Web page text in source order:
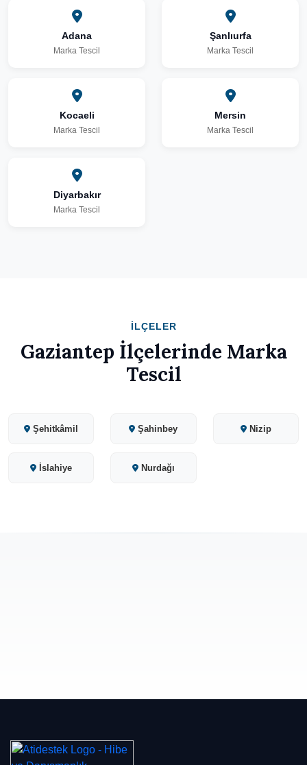
Adana
Marka Tescil
Şanlıurfa
Marka Tescil
Kocaeli
Marka Tescil
Mersin
Marka Tescil
Diyarbakır
Marka Tescil
İLÇELER
Gaziantep İlçelerinde Marka
Tescil
Şehitkâmil Şahinbey Nizip
İslahiye Nurdağı